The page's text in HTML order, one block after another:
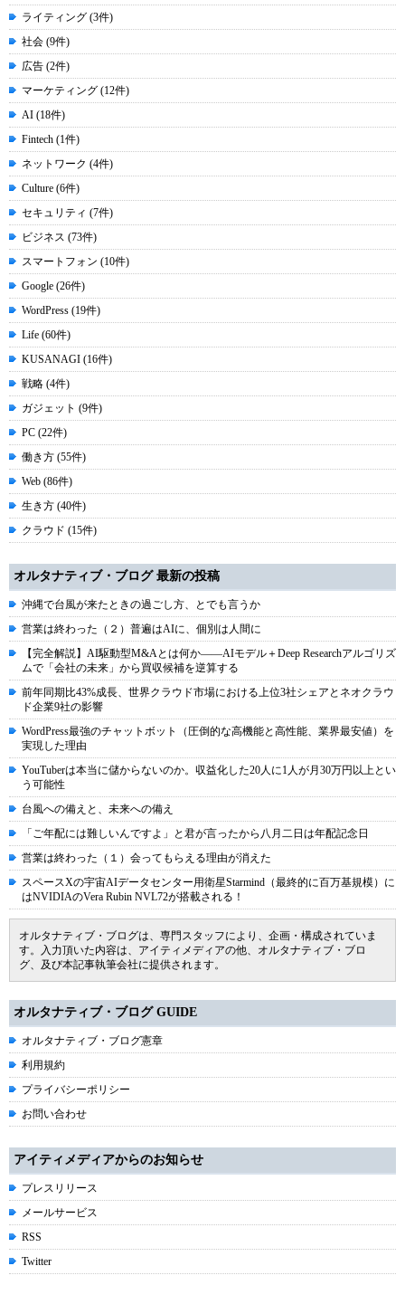
ライティング (3件)
社会 (9件)
広告 (2件)
マーケティング (12件)
AI (18件)
Fintech (1件)
ネットワーク (4件)
Culture (6件)
セキュリティ (7件)
ビジネス (73件)
スマートフォン (10件)
Google (26件)
WordPress (19件)
Life (60件)
KUSANAGI (16件)
戦略 (4件)
ガジェット (9件)
PC (22件)
働き方 (55件)
Web (86件)
生き方 (40件)
クラウド (15件)
オルタナティブ・ブログ 最新の投稿
沖縄で台風が来たときの過ごし方、とでも言うか
営業は終わった（２）普遍はAIに、個別は人間に
【完全解説】AI駆動型M&Aとは何か――AIモデル＋Deep Researchアルゴリズ
ムで「会社の未来」から買収候補を逆算する
前年同期比43%成長、世界クラウド市場における上位3社シェアとネオクラウ
ド企業9社の影響
WordPress最強のチャットボット（圧倒的な高機能と高性能、業界最安値）を
実現した理由
YouTuberは本当に儲からないのか。収益化した20人に1人が月30万円以上とい
う可能性
台風への備えと、未来への備え
「ご年配には難しいんですよ」と君が言ったから八月二日は年配記念日
営業は終わった（１）会ってもらえる理由が消えた
スペースXの宇宙AIデータセンター用衛星Starmind（最終的に百万基規模）に
はNVIDIAのVera Rubin NVL72が搭載される！
オルタナティブ・ブログは、専門スタッフにより、企画・構成されていま
す。入力頂いた内容は、アイティメディアの他、オルタナティブ・ブロ
グ、及び本記事執筆会社に提供されます。
オルタナティブ・ブログ GUIDE
オルタナティブ・ブログ憲章
利用規約
プライバシーポリシー
お問い合わせ
アイティメディアからのお知らせ
プレスリリース
メールサービス
RSS
Twitter